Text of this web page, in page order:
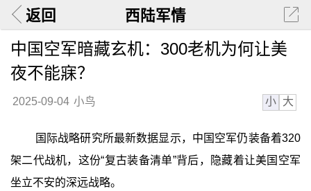
返回 西陆军情
中国空军暗藏玄机：300老机为何让美
夜不能寐？
2025-09-04 小鸟 小 大
国际战略研究所最新数据显示，中国空军仍装备着320
架二代战机，这份“复古装备清单”背后，隐藏着让美国空军
坐立不安的深远战略。